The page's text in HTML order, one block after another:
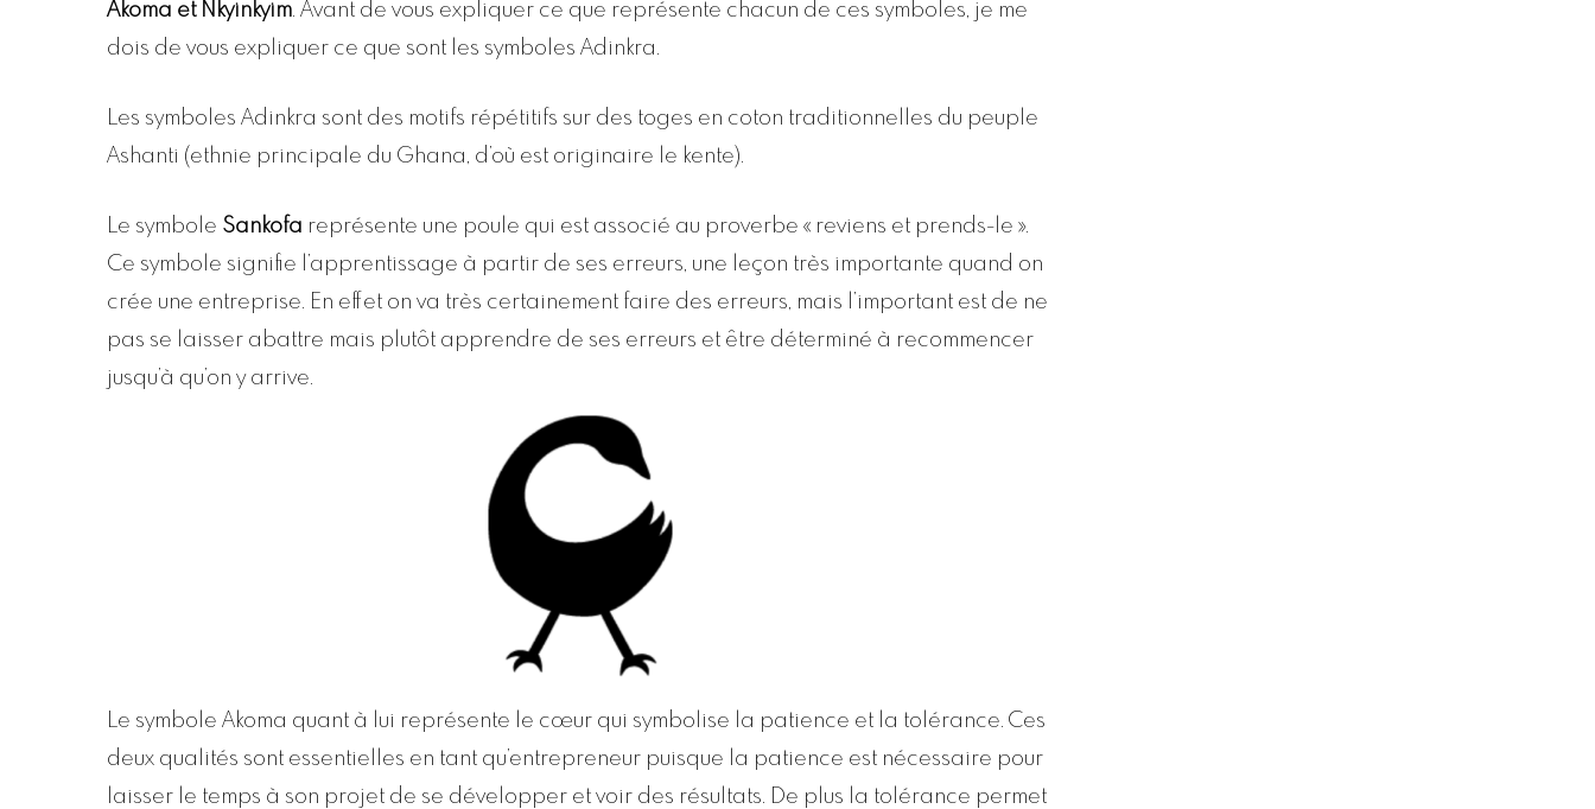
Akoma et Nkyinkyim. Avant de vous expliquer ce que représente chacun de ces symboles, je me
dois de vous expliquer ce que sont les symboles Adinkra.
Les symboles Adinkra sont des motifs répétitifs sur des toges en coton traditionnelles du peuple
Ashanti (ethnie principale du Ghana, d’où est originaire le kente).
Le symbole Sankofa représente une poule qui est associé au proverbe « reviens et prends-le ».
Ce symbole signifie l’apprentissage à partir de ses erreurs, une leçon très importante quand on
crée une entreprise. En effet on va très certainement faire des erreurs, mais l’important est de ne
pas se laisser abattre mais plutôt apprendre de ses erreurs et être déterminé à recommencer
jusqu’à qu’on y arrive.
Le symbole Akoma quant à lui représente le cœur qui symbolise la patience et la tolérance. Ces
deux qualités sont essentielles en tant qu’entrepreneur puisque la patience est nécessaire pour
laisser le temps à son projet de se développer et voir des résultats. De plus la tolérance permet